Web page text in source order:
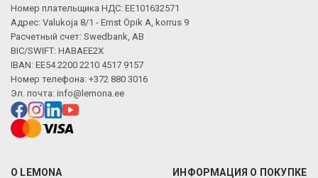
Номер плательщика НДС: EE101632571
Адрес: Valukoja 8/1 - Ernst Öpik A, korrus 9
Расчетный счет: Swedbank, AB
BIC/SWIFT: HABAEE2X
IBAN: EE54 2200 2210 4517 9157
Номер телефона: +372 880 3016
Эл. почта: info@lemona.ee
О LEMONA ИНФОРМАЦИЯ О ПОКУПКЕ